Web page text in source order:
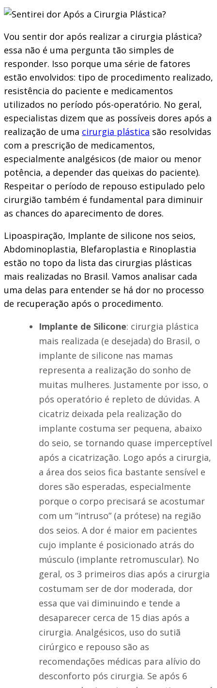
Vou sentir dor após realizar a cirurgia plástica?
essa não é uma pergunta tão simples de
responder. Isso porque uma série de fatores
estão envolvidos: tipo de procedimento realizado,
resistência do paciente e medicamentos
utilizados no período pós-operatório. No geral,
especialistas dizem que as possíveis dores após a
realização de uma cirurgia plástica são resolvidas
com a prescrição de medicamentos,
especialmente analgésicos (de maior ou menor
potência, a depender das queixas do paciente).
Respeitar o período de repouso estipulado pelo
cirurgião também é fundamental para diminuir
as chances do aparecimento de dores.
Lipoaspiração, Implante de silicone nos seios,
Abdominoplastia, Blefaroplastia e Rinoplastia
estão no topo da lista das cirurgias plásticas
mais realizadas no Brasil. Vamos analisar cada
uma delas para entender se há dor no processo
de recuperação após o procedimento.
Implante de Silicone: cirurgia plástica
mais realizada (e desejada) do Brasil, o
implante de silicone nas mamas
representa a realização do sonho de
muitas mulheres. Justamente por isso, o
pós operatório é repleto de dúvidas. A
cicatriz deixada pela realização do
implante costuma ser pequena, abaixo
do seio, se tornando quase imperceptível
após a cicatrização. Logo após a cirurgia,
a área dos seios fica bastante sensível e
dores são esperadas, especialmente
porque o corpo precisará se acostumar
com um “intruso” (a prótese) na região
dos seios. A dor é maior em pacientes
cujo implante é posicionado atrás do
músculo (implante retromuscular). No
geral, os 3 primeiros dias após a cirurgia
costumam ser de dor moderada, dor
essa que vai diminuindo e tende a
desaparecer cerca de 15 dias após a
cirurgia. Analgésicos, uso do sutiã
cirúrgico e repouso são as
recomendações médicas para alívio do
desconforto pós cirurgia. Se após 6